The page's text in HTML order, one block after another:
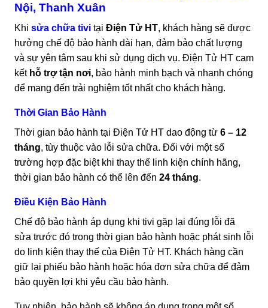
Nội, Thanh Xuân
Khi sửa chữa tivi tại Điện Tử HT, khách hàng sẽ được
hưởng chế độ bảo hành dài hạn, đảm bảo chất lượng
và sự yên tâm sau khi sử dụng dịch vụ. Điện Tử HT cam
kết hỗ trợ tận nơi, bảo hành minh bạch và nhanh chóng
để mang đến trải nghiệm tốt nhất cho khách hàng.
Thời Gian Bảo Hành
Thời gian bảo hành tại Điện Tử HT dao động từ 6 – 12
tháng, tùy thuộc vào lỗi sửa chữa. Đối với một số
trường hợp đặc biệt khi thay thế linh kiện chính hãng,
thời gian bảo hành có thể lên đến 24 tháng.
Điều Kiện Bảo Hành
Chế độ bảo hành áp dụng khi tivi gặp lại đúng lỗi đã
sửa trước đó trong thời gian bảo hành hoặc phát sinh lỗi
do linh kiện thay thế của Điện Tử HT. Khách hàng cần
giữ lại phiếu bảo hành hoặc hóa đơn sửa chữa để đảm
bảo quyền lợi khi yêu cầu bảo hành.